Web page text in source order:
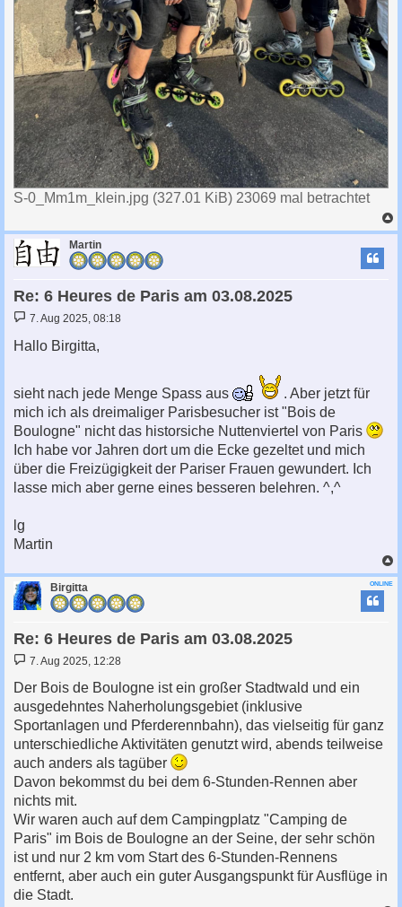
S-0_Mm1m_klein.jpg (327.01 KiB) 23069 mal betrachtet
a
Martin
Re: 6 Heures de Paris am 03.08.2025
B
i
t
g
7. Aug 2025, 08:18
Hallo Birgitta,
sieht nach jede Menge Spass aus
. Aber jetzt für
mich ich als dreimaliger Parisbesucher ist "Bois de
Boulogne" nicht das historsiche Nuttenviertel von Paris
Ich habe vor Jahren dort um die Ecke gezeltet und mich
über die Freizügigkeit der Pariser Frauen gewundert. Ich
lasse mich aber gerne eines besseren belehren. ^,^
lg
Martin
a
ONLINE
Birgitta
Re: 6 Heures de Paris am 03.08.2025
B
i
t
r
a
g
7. Aug 2025, 12:28
Der Bois de Boulogne ist ein großer Stadtwald und ein
ausgedehntes Naherholungsgebiet (inklusive
Sportanlagen und Pferderennbahn), das vielseitig für ganz
unterschiedliche Aktivitäten genutzt wird, abends teilweise
auch anders als tagüber
Davon bekommst du bei dem 6-Stunden-Rennen aber
nichts mit.
Wir waren auch auf dem Campingplatz "Camping de
Paris" im Bois de Boulogne an der Seine, der sehr schön
ist und nur 2 km vom Start des 6-Stunden-Rennens
entfernt, aber auch ein guter Ausgangspunkt für Ausflüge in
die Stadt.